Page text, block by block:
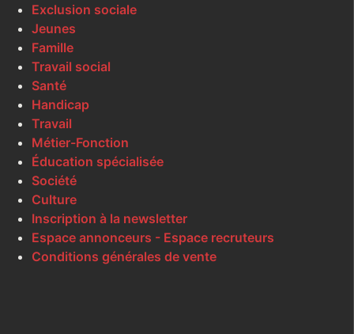
Exclusion sociale
Jeunes
Famille
Travail social
Santé
Handicap
Travail
Métier-Fonction
Éducation spécialisée
Société
Culture
Inscription à la newsletter
Espace annonceurs - Espace recruteurs
Conditions générales de vente